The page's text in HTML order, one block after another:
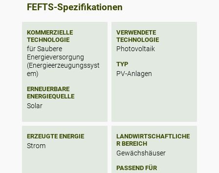
Leistung von mehr als 300 MW. Grupo
Aresol bewirbt sich auch um Projekte in
Ländern wie Mexiko, Panama, El Salvador,
Guatemala, Brasilien, Uruguay, Chile,
Marokko, Algerien, Ägypten, Nigeria,
Südafrika und EMEA mit einer installierten
Leistung von über 400 MW.
FEFTS-Spezifikationen
KOMMERZIELLE
TECHNOLOGIE
für Saubere
Energieversorgung
(Energieerzeugungssyst
em)
ERNEUERBARE
ENERGIEQUELLE
Solar
VERWENDETE
TECHNOLOGIE
Photovoltaik
TYP
PV-Anlagen
ERZEUGTE ENERGIE
Strom
LANDWIRTSCHAFTLICHE
R BEREICH
Gewächshäuser
PASSEND FÜR